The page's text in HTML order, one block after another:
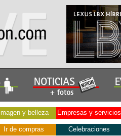
Imagen y belleza Empresas y servicios
Ir de compras Celebraciones